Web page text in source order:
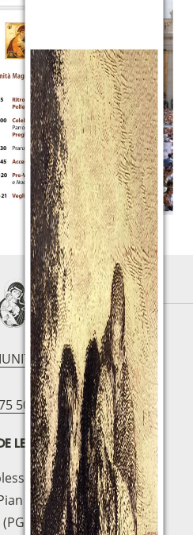
5094797
LEGAL
S.Manno
di Carpine, 63 - 06127
(PG)